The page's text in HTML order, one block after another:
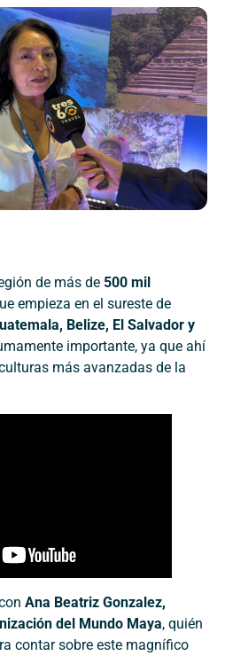
de más de 500 mil
empieza en el sureste de
Belize, El Salvador y
importante, ya que ahí
más avanzadas de la
Ana Beatriz Gonzalez,
del Mundo Maya, quién
contar sobre este magnífico